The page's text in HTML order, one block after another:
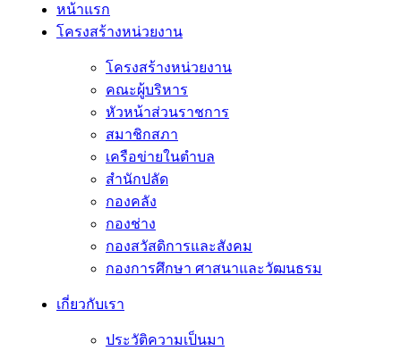
หน้าแรก
โครงสร้างหน่วยงาน
โครงสร้างหน่วยงาน
คณะผู้บริหาร
หัวหน้าส่วนราชการ
สมาชิกสภา
เครือข่ายในตำบล
สำนักปลัด
กองคลัง
กองช่าง
กองสวัสดิการและสังคม
กองการศึกษา ศาสนาและวัฒนธรม
เกี่ยวกับเรา
ประวัติความเป็นมา